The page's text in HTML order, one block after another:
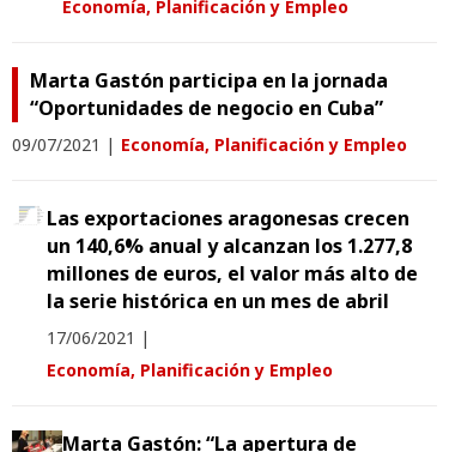
Economía, Planificación y Empleo
Marta Gastón participa en la jornada
“Oportunidades de negocio en Cuba”
09/07/2021 | Economía, Planificación y Empleo
Las exportaciones aragonesas crecen
un 140,6% anual y alcanzan los 1.277,8
millones de euros, el valor más alto de
la serie histórica en un mes de abril
17/06/2021 |
Economía, Planificación y Empleo
Marta Gastón: “La apertura de